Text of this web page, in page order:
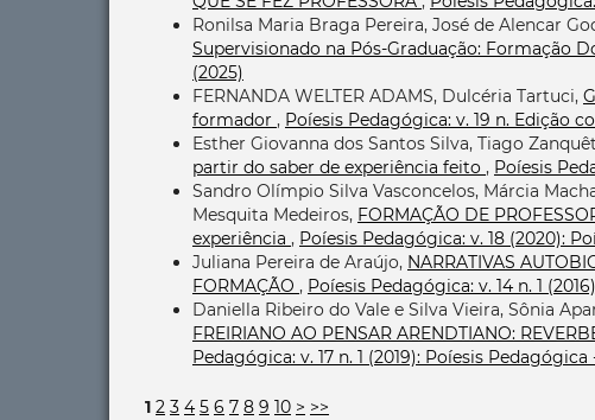
Ronilsa Maria Braga Pereira, José de Alencar
Supervisionado na Pós-Graduação: Formação
(2025)
FERNANDA WELTER ADAMS, Dulcéria Tartuci,
formador , Poíesis Pedagógica: v. 19 n. Edição
Esther Giovanna dos Santos Silva, Tiago
partir do saber de experiência feito , Poíesis
Sandro Olímpio Silva Vasconcelos, Márcia
Mesquita Medeiros, FORMAÇÃO DE
experiência , Poíesis Pedagógica: v. 18 (2020):
Juliana Pereira de Araújo, NARRATIVAS
FORMAÇÃO , Poíesis Pedagógica: v. 14 n. 1
Daniella Ribeiro do Vale e Silva Vieira, Sônia
FREIRIANO AO PENSAR ARENDTIANO:
Pedagógica: v. 17 n. 1 (2019): Poíesis
1 2 3 4 5 6 7 8 9 10 > >>